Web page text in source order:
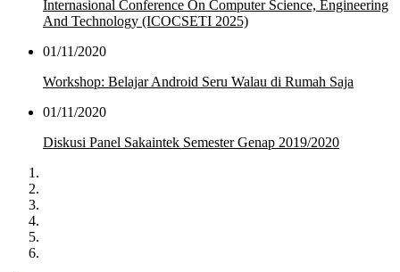
Internasional Conference On Computer Science, Engineering
And Technology (ICOCSETI 2025)
01/11/2020
Workshop: Belajar Android Seru Walau di Rumah Saja
01/11/2020
Diskusi Panel Sakaintek Semester Genap 2019/2020